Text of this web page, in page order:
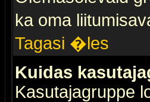
ka oma
Tagasi �les
Kuidas
Kasutajagruppe